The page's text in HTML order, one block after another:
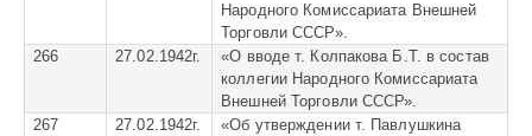
Народного Комиссариата Внешней
Торговли СССР».
266
27.02.1942г. «О вводе т. Колпакова Б.Т. в состав
коллегии Народного Комиссариата
Внешней Торговли СССР».
267
27.02.1942г. «Об утверждении т. Павлушкина